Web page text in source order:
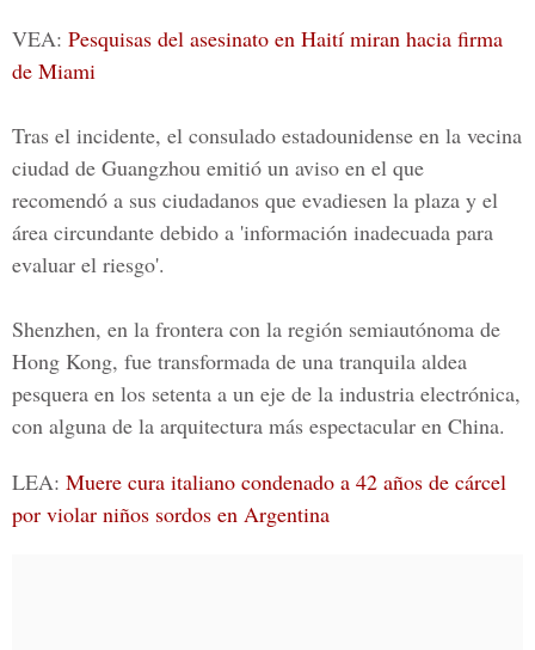
VEA: Pesquisas del asesinato en Haití miran hacia firma
de Miami
Tras el incidente, el consulado estadounidense en la vecina
ciudad de Guangzhou emitió un aviso en el que
recomendó a sus ciudadanos que evadiesen la plaza y el
área circundante debido a 'información inadecuada para
evaluar el riesgo'.
Shenzhen, en la frontera con la región semiautónoma de
Hong Kong, fue transformada de una tranquila aldea
pesquera en los setenta a un eje de la industria electrónica,
con alguna de la arquitectura más espectacular en China.
LEA: Muere cura italiano condenado a 42 años de cárcel
por violar niños sordos en Argentina